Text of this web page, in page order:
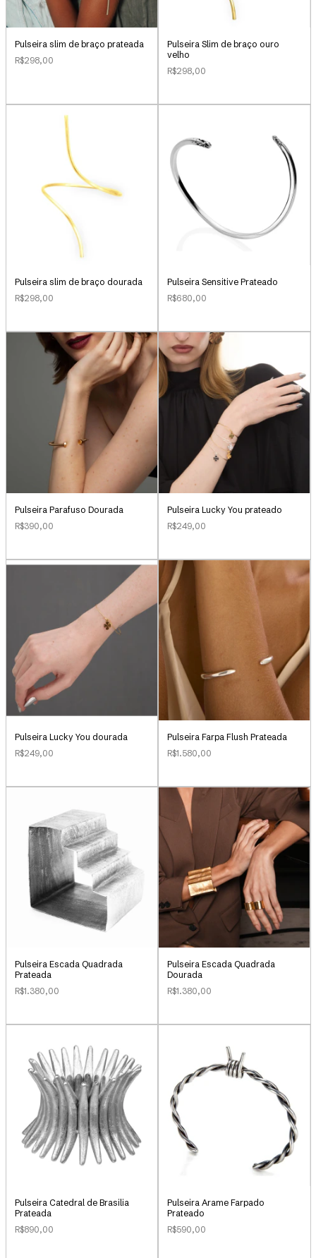
Pulseira slim de braço prateada
R$298,00
Pulseira Slim de braço ouro
velho
R$298,00
Pulseira slim de braço dourada
R$298,00
Pulseira Sensitive Prateado
R$680,00
Pulseira Parafuso Dourada
R$390,00
Pulseira Lucky You prateado
R$249,00
Pulseira Lucky You dourada
R$249,00
Pulseira Farpa Flush Prateada
R$1.580,00
Pulseira Escada Quadrada
Prateada
R$1.380,00
Pulseira Escada Quadrada
Dourada
R$1.380,00
Pulseira Catedral de Brasilia
Prateada
R$890,00
Pulseira Arame Farpado
Prateado
R$590,00